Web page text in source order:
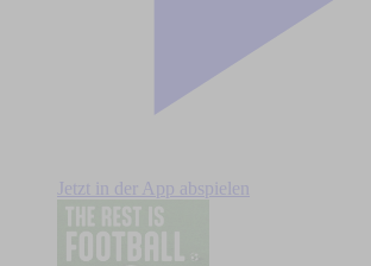
Jetzt in der App abspielen